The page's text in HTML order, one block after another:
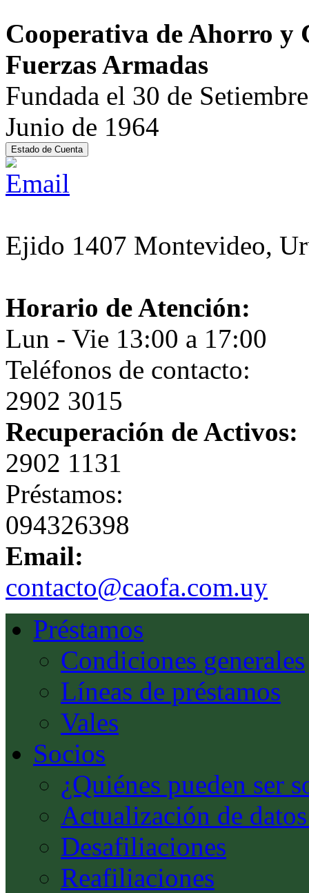
Cooperativa de Ahorro y
Fuerzas Armadas
Fundada el 30 de
Junio de 1964
Ejido 1407 Montevideo,
Horario de Atención:
Lun - Vie 13:00 a 17:00
Teléfonos de contacto:
2902 3015
Recuperación de Activos:
2902 1131
Préstamos:
094326398
Email:
contacto@caofa.com.uy
Préstamos
Condiciones generales
Líneas de préstamos
Vales
Socios
¿Quiénes pueden ser
Actualización de
Desafiliaciones
Reafiliaciones